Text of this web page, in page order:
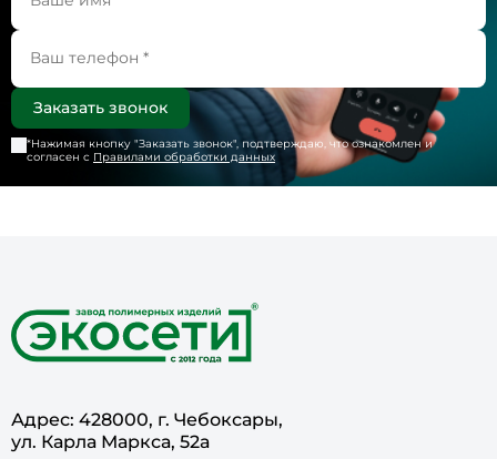
*Нажимая кнопку "Заказать звонок", подтверждаю, что ознакомлен и
согласен с Правилами обработки данных
Адрес: 428000, г. Чебоксары,
ул. Карла Маркса, 52а